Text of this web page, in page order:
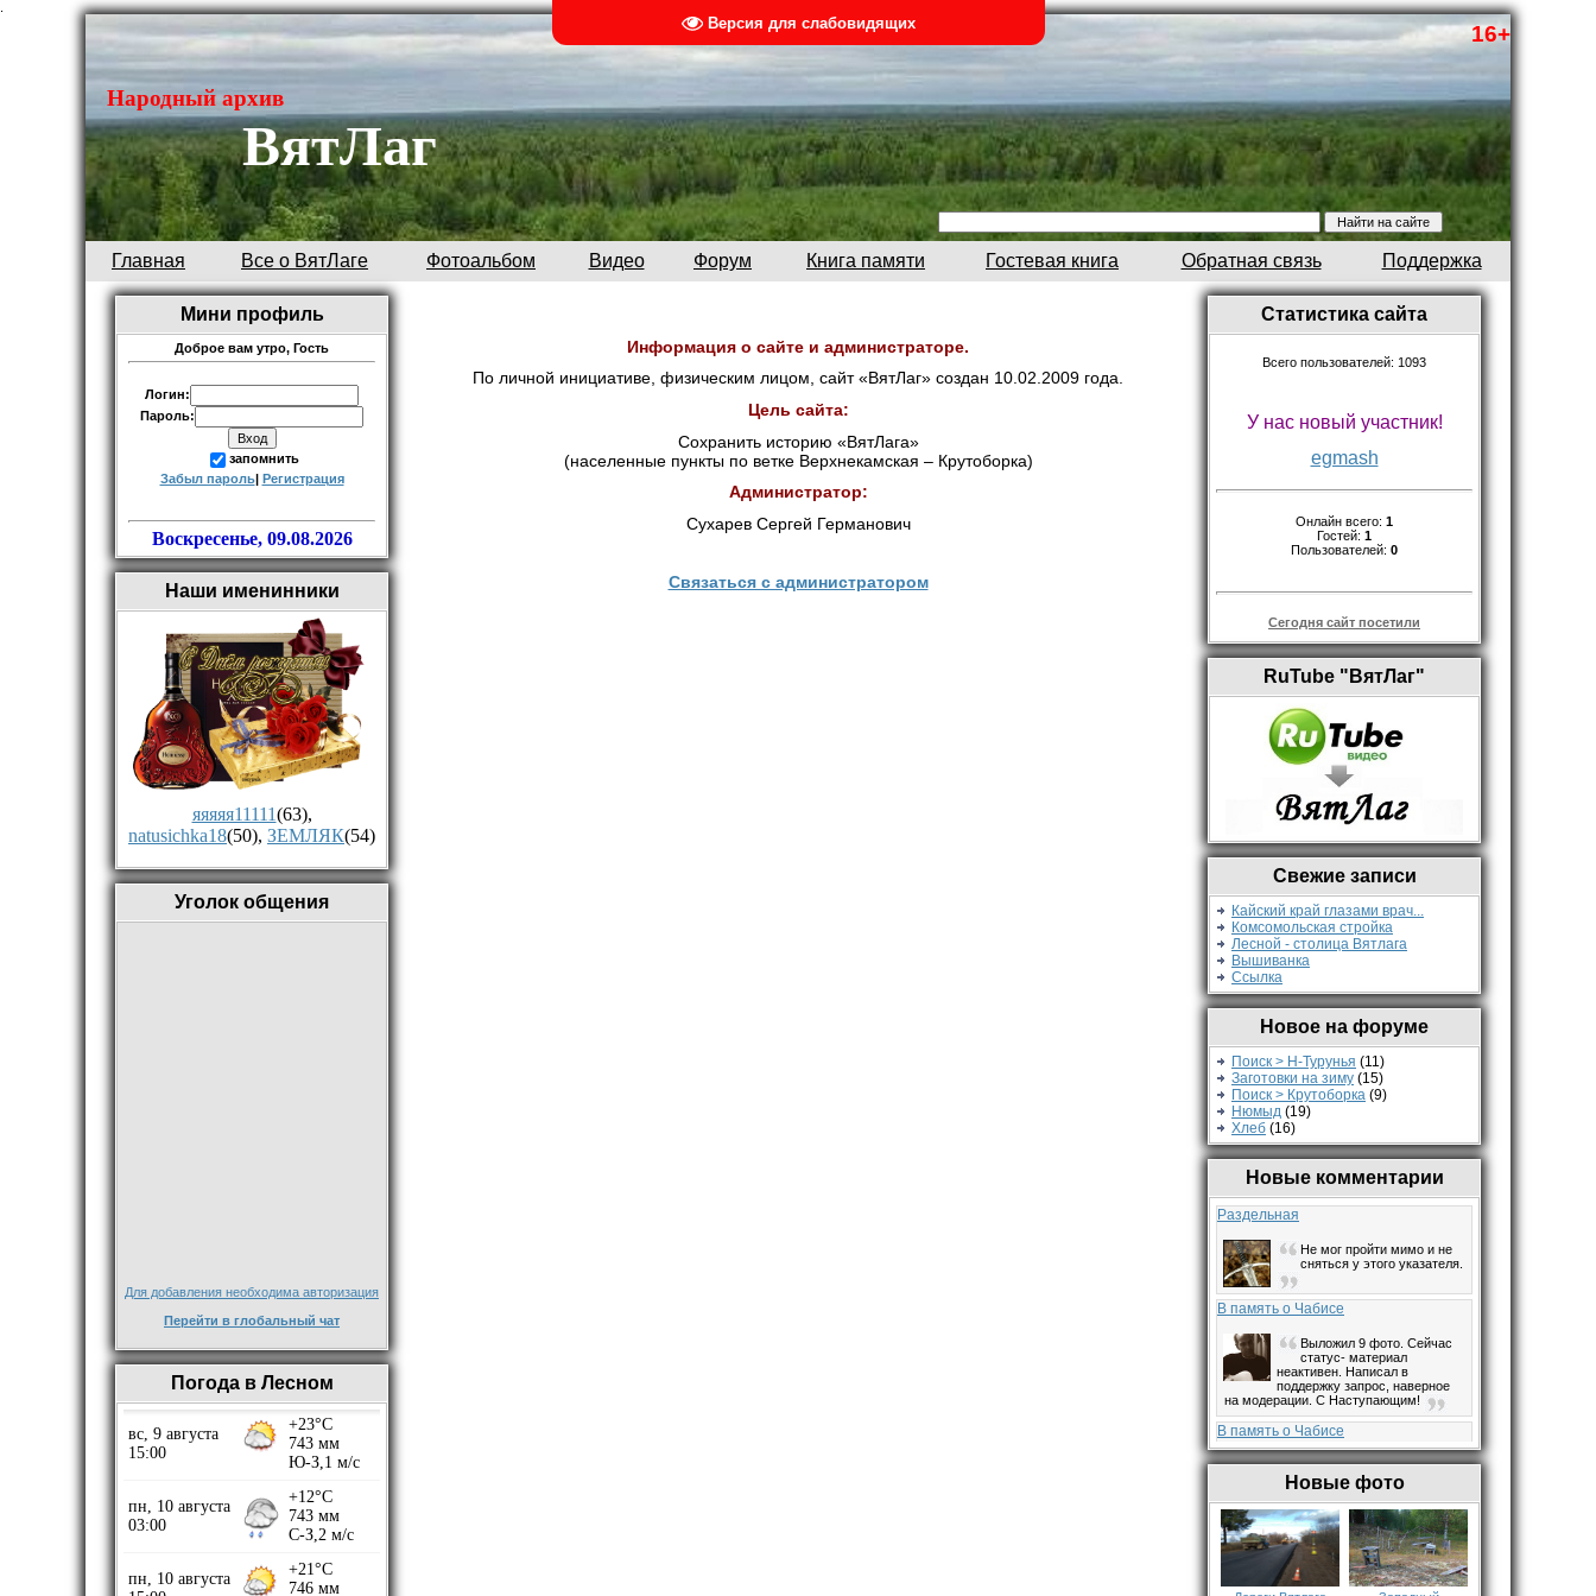
Версия для слабовидящих 16+
Народный архив
ВятЛаг
Главная Все о ВятЛаге Фотоальбом Видео Форум Книга памяти Гостевая книга Обратная связь Поддержка
Мини профиль
Доброе вам утро, Гость
Логин:
Пароль:
запомнить
Забыл пароль| Регистрация
Воскресенье, 09.08.2026
Наши именинники
яяяяя11111(63),
natusichka18(50), ЗЕМЛЯК(54)
Уголок общения
Для добавления необходима авторизация
Перейти в глобальный чат
Погода в Лесном
Информация о сайте и администраторе.
По личной инициативе, физическим лицом, сайт «ВятЛаг» создан 10.02.2009 года.
Цель сайта:
Сохранить историю «ВятЛага»
(населенные пункты по ветке Верхнекамская – Крутоборка)
Администратор:
Сухарев Сергей Германович
Связаться с администратором
Статистика сайта
Всего пользователей: 1093
У нас новый участник!
egmash
Онлайн всего: 1
Гостей: 1
Пользователей: 0
Сегодня сайт посетили
RuTube "ВятЛаг"
Свежие записи
Кайский край глазами врач...
Комсомольская стройка
Лесной - столица Вятлага
Вышиванка
Ссылка
Новое на форуме
Поиск > Н-Турунья (11)
Заготовки на зиму (15)
Поиск > Крутоборка (9)
Нюмыд (19)
Хлеб (16)
Новые комментарии
Раздельная
Не мог пройти мимо и не
сняться у этого указателя.
В память о Чабисе
Выложил 9 фото. Сейчас
статус- материал
неактивен. Написал в
поддержку запрос, наверное
на модерации. С Наступающим!
В память о Чабисе
Ждём
В память о Чабисе
Добрый вечер всем. Я был
в Чабисе с 1967 по 1970
год. Мама со мной приехала к
отчиму, который отбывал
Новые фото